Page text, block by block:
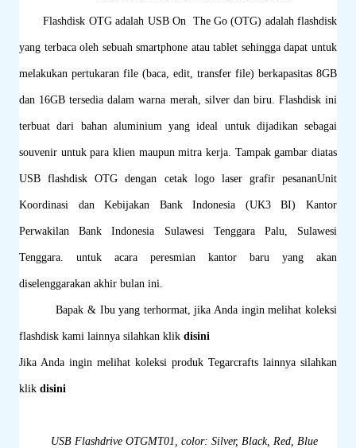
Flashdisk OTG adalah USB On The Go (OTG) adalah flashdisk
yang terbaca oleh sebuah smartphone atau tablet sehingga dapat untuk
melakukan pertukaran file (baca, edit, transfer file) berkapasitas 8GB
dan 16GB tersedia dalam warna merah, silver dan biru. Flashdisk ini
terbuat dari bahan aluminium yang ideal untuk dijadikan sebagai
souvenir untuk para klien maupun mitra kerja. Tampak gambar diatas
USB flashdisk OTG dengan cetak logo laser grafir pesananUnit
Koordinasi dan Kebijakan Bank Indonesia (UK3 BI) Kantor
Perwakilan Bank Indonesia Sulawesi Tenggara Palu, Sulawesi
Tenggara. untuk acara peresmian kantor baru yang akan
diselenggarakan akhir bulan ini.
Bapak & Ibu yang terhormat, jika Anda ingin melihat koleksi
flashdisk kami lainnya silahkan klik disini
Jika Anda ingin melihat koleksi produk Tegarcrafts lainnya silahkan
klik disini
USB Flashdrive OTGMT01, color: Silver, Black, Red, Blue